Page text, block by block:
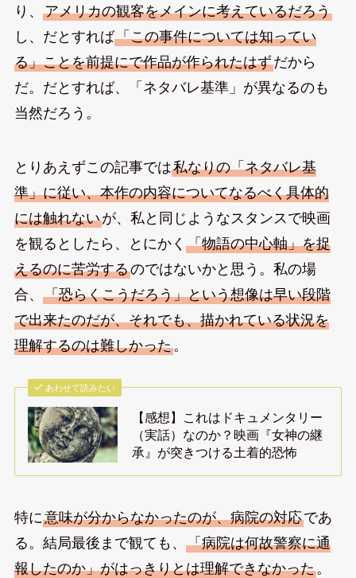
り、 アメリカの観客をメインに考えているだろう
し、だとすれば「この事件については知ってい
る」ことを前提にで作品が作られたはずだから
だ。だとすれば、「ネタバレ基準」が異なるのも
当然だろう。
とりあえずこの記事では私なりの「ネタバレ基
準」に従い、本作の内容についてなるべく具体的
には触れないが、私と同じようなスタンスで映画
を観るとしたら、とにかく 「物語の中心軸」を捉
えるのに苦労するのではないかと思う。私の場
合、 「恐らくこうだろう」という想像は早い段階
で出来たのだが、それでも、描かれている状況を
理解するのは難しかった。
あわせて読みたい
【感想】これはドキュメンタリー
（実話）なのか？映画『女神の継
承』が突きつける土着的恐怖
特に意味が分からなかったのが、病院の対応であ
る。結局最後まで観ても、 「病院は何故警察に通
報したのか」がはっきりとは理解できなかった。